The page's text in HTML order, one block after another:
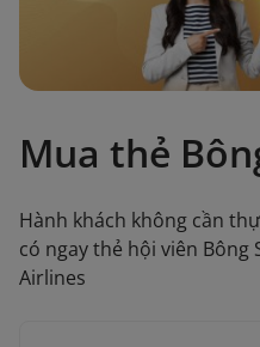
Mua thẻ
Hành khách không cần
có ngay thẻ hội viên Bông
Airlines